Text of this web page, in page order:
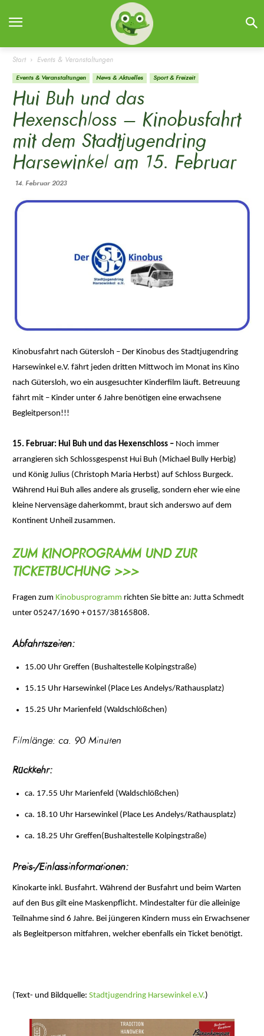
Start Events & Veranstaltungen
Events & Veranstaltungen News & Aktuelles Sport & Freizeit
Hui Buh und das
Hexenschloss – Kinobusfahrt
mit dem Stadtjugendring
Harsewinkel am 15. Februar
14. Februar 2023
Kinobusfahrt nach Gütersloh – Der Kinobus des Stadtjugendring
Harsewinkel e.V. fährt jeden dritten Mittwoch im Monat ins Kino
nach Gütersloh, wo ein ausgesuchter Kinderfilm läuft. Betreuung
fährt mit – Kinder unter 6 Jahre benötigen eine erwachsene
Begleitperson!!!
15. Februar: Hui Buh und das Hexenschloss – Noch immer
arrangieren sich Schlossgespenst Hui Buh (Michael Bully Herbig)
und König Julius (Christoph Maria Herbst) auf Schloss Burgeck.
Während Hui Buh alles andere als gruselig, sondern eher wie eine
kleine Nervensäge daherkommt, braut sich anderswo auf dem
Kontinent Unheil zusammen.
ZUM KINOPROGRAMM UND ZUR
TICKETBUCHUNG >>>
Fragen zum Kinobusprogramm richten Sie bitte an: Jutta Schmedt
unter 05247/1690 + 0157/38165808.
Abfahrtszeiten:
15.00 Uhr Greﬀen (Bushaltestelle Kolpingstraße)
15.15 Uhr Harsewinkel (Place Les Andelys/Rathausplatz)
15.25 Uhr Marienfeld (Waldschlößchen)
Filmlänge: ca. 90 Minuten
Rückkehr:
ca. 17.55 Uhr Marienfeld (Waldschlößchen)
ca. 18.10 Uhr Harsewinkel (Place Les Andelys/Rathausplatz)
ca. 18.25 Uhr Greﬀen(Bushaltestelle Kolpingstraße)
Preis-/Einlassinformationen:
Kinokarte inkl. Busfahrt. Während der Busfahrt und beim Warten
auf den Bus gilt eine Maskenpflicht. Mindestalter für die alleinige
Teilnahme sind 6 Jahre. Bei jüngeren Kindern muss ein Erwachsener
als Begleitperson mitfahren, welcher ebenfalls ein Ticket benötigt.
(Text- und Bildquelle:Stadtjugendring Harsewinkel e.V.)